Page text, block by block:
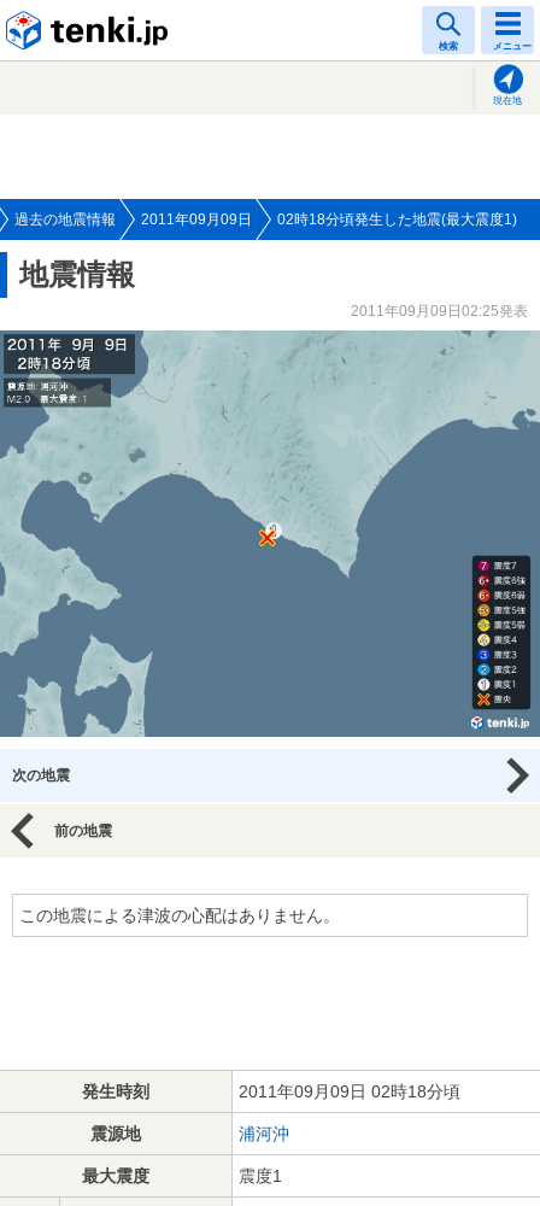
検索 メニュー
現在地
過去の地震情報 2011年09月09日 02時18分頃発生した地震(最大震度1)
地震情報
2011年09月09日02:25発表
次の地震
前の地震
この地震による津波の心配はありません。
発生時刻 2011年09月09日 02時18分頃
震源地 浦河沖
最大震度 震度1